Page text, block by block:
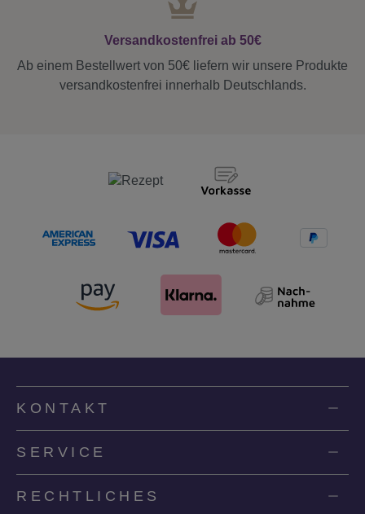
Versandkostenfrei ab 50€
Ab einem Bestellwert von 50€ liefern wir unsere Produkte
versandkostenfrei innerhalb Deutschlands.
KONTAKT
SERVICE
RECHTLICHES